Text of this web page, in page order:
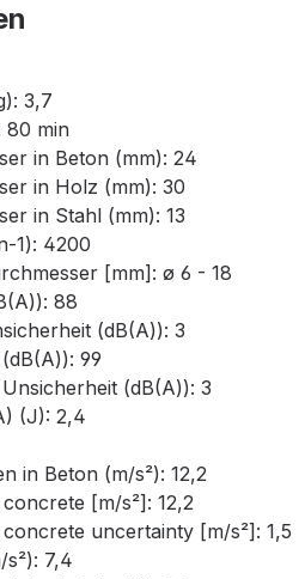
3,7
80 min
in Beton (mm): 24
in Holz (mm): 30
in Stahl (mm): 13
1): 4200
[mm]: ø 6 - 18
88
(dB(A)): 3
99
(dB(A)): 3
(J): 2,4
in Beton (m/s²): 12,2
[m/s²]: 12,2
uncertainty [m/s²]: 1,5
7,4